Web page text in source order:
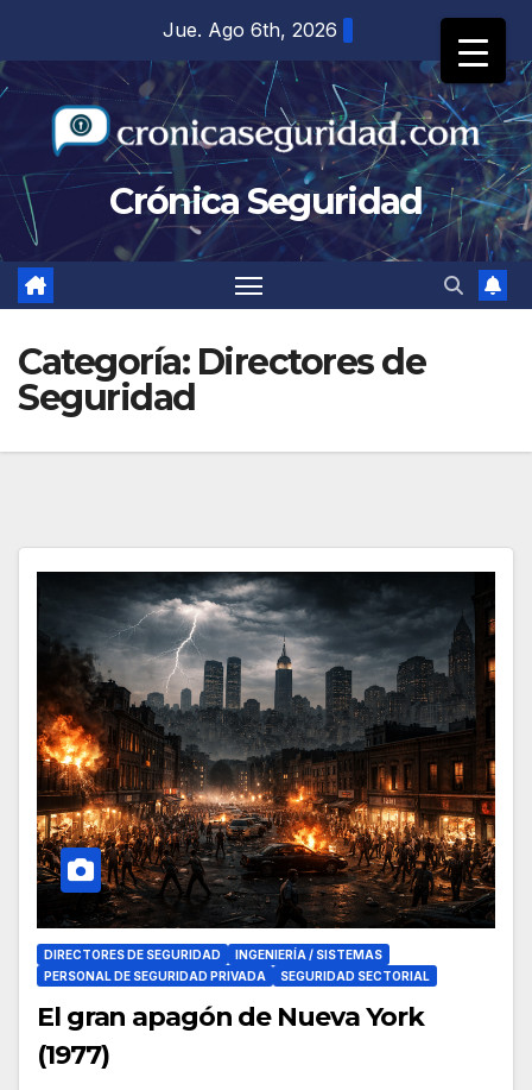
contenido
Jue. Ago 6th, 2026
Crónica Seguridad
Categoría: Directores de
Seguridad
DIRECTORES DE SEGURIDAD
INGENIERÍA / SISTEMAS
PERSONAL DE SEGURIDAD PRIVADA
SEGURIDAD SECTORIAL
El gran apagón de Nueva York
(1977)